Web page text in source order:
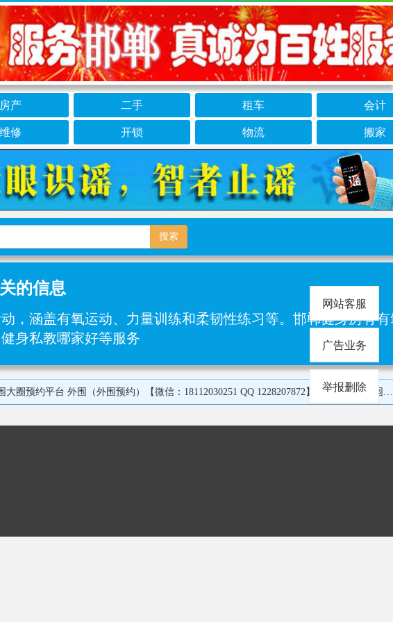
房产 二手 租车 会计
维修 开锁 物流 搬家
搜索
的信息
，涵盖有氧运动、力量训练和柔韧性练习等‌。邯郸健身房有
身私教哪家好等服务
人士） 提供温馨周到的全方位服务 高端名媛 御姐 健身房女私教 职场白领 在校大学生 颜值高 气质优雅 身材一级棒 高级感满满的 北京 上海 广州 深圳 杭州 武汉 重庆 成都 长沙 西安 南昌 郑州 福
网站客服
广告业务
举报删除